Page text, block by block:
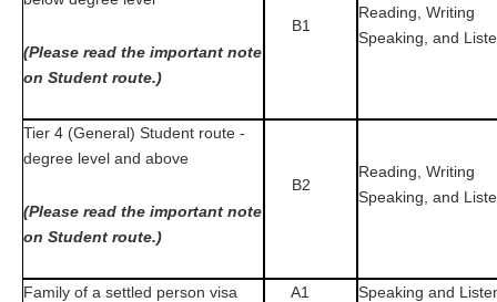
(Please read the important note
on Student route.)
B1
Reading, Writing
Speaking, and
Tier 4 (General) Student route -
degree level and above
(Please read the important note
on Student route.)
B2
Reading, Writing
Speaking, and
Family of a settled person visa A1 Speaking and